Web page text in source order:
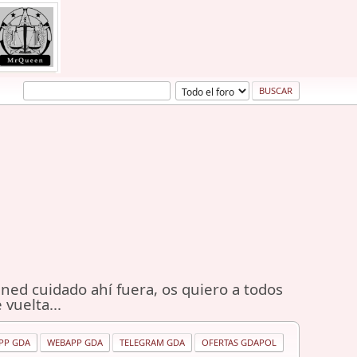
cuidado ahí fuera, os quiero a todos
vuelta...
GDA WEBAPP GDA TELEGRAM GDA OFERTAS GDAPOL